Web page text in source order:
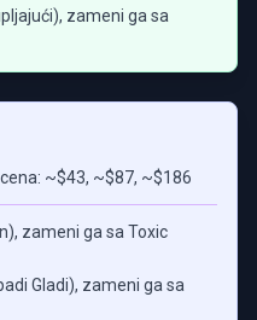
zameni ga sa
~$43, ~$87, ~$186
zameni ga sa Toxic
Gladi), zameni ga sa